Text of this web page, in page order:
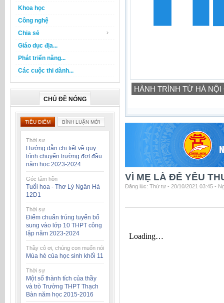
Khoa học
Công nghệ
Chia sẻ
Giáo dục địa...
Phát triển năng...
Các cuộc thi dành...
CHỦ ĐỀ NÓNG
TIÊU ĐIỂM BÌNH LUẬN MỚI
Thời sự
Hướng dẫn chi tiết về quy
trình chuyển trường đợt đầu
năm học 2023-2024
Góc tâm hồn
Tuổi hoa - Thơ Lý Ngân Hà
12D1
Thời sự
Điểm chuẩn trúng tuyển bổ
sung vào lớp 10 THPT công
lập năm 2023-2024
Thầy cô ơi, chúng con muốn nói
Mùa hè của học sinh khối 11
Thời sự
Một số thành tích của thầy
và trò Trường THPT Thạch
Bàn năm học 2015-2016
HÀNH TRÌNH TỪ HÀ
VÌ MẸ LÀ ĐỂ YÊU
Đăng lúc: Thứ tư - 20/10/2021 03:45 -